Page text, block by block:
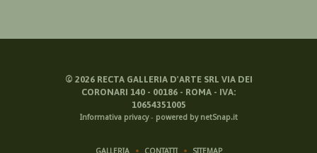
© 2026RECTA GALLERIA D'ARTE SRL VIA DEI
CORONARI 140 - 00186 - ROMA - IVA:
10654351005
Informativa privacy- powered by netSnap.it